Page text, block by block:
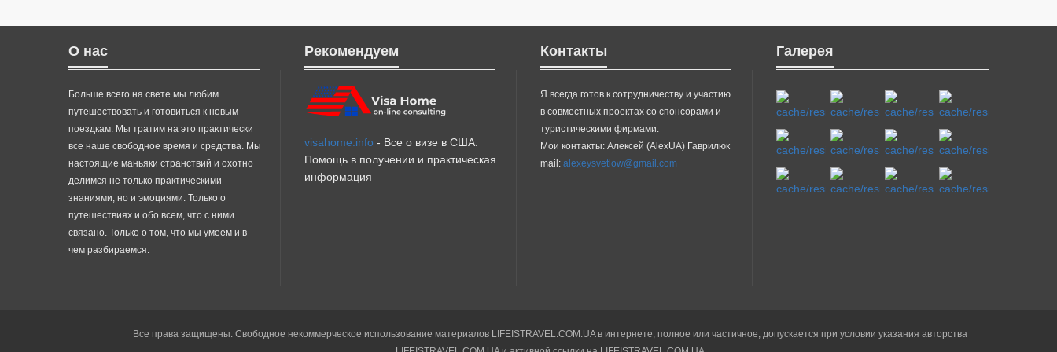
О нас
Больше всего на свете мы любим
путешествовать и готовиться к новым
поездкам. Мы тратим на это практически
все наше свободное время и средства. Мы
настоящие маньяки странствий и охотно
делимся не только практическими
знаниями, но и эмоциями. Только о
путешествиях и обо всем, что с ними
связано. Только о том, что мы умеем и в
чем разбираемся.
Рекомендуем
visahome.info - Все о визе в США.
Помощь в получении и практическая
информация
Контакты
Я всегда готов к сотрудничеству и участию
в совместных проектах со спонсорами и
туристическими фирмами.
Мои контакты: Алексей (AlexUA) Гаврилюк
mail: alexeysvetlow@gmail.com
Галерея
Все права защищены. Свободное некоммерческое использование материалов LIFEISTRAVEL.COM.UA в интернете, полное или частичное, допускается при условии указания авторства